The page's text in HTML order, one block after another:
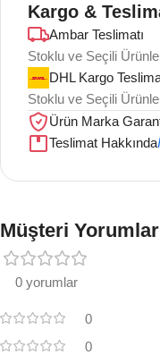
Kargo &
Ambar Teslimatı
Stoklu ve Seçili
DHL Kargo
Stoklu ve Seçili
Ürün Marka
Teslimat Hakkında
Müşteri
0 yorumlar
0
0